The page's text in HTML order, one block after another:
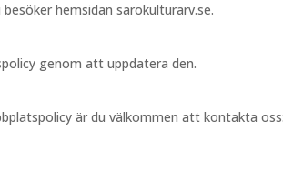
hemsidan sarokulturarv.se.
genom att uppdatera den.
är du välkommen att kontakta